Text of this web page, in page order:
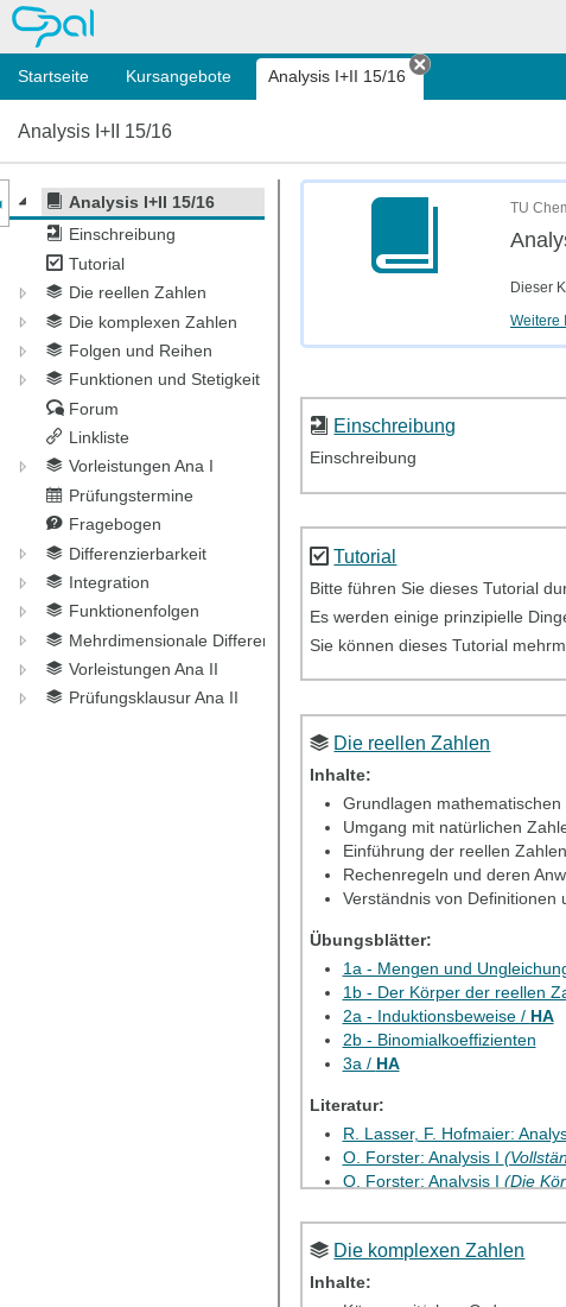
OPAL
Startseite Kursangebote Analysis I+II 15/16
Tab schließen
Analysis I+II 15/16
Analysis I+II 15/16
Einschreibung
Tutorial
Die reellen Zahlen
Die komplexen Zahlen
Folgen und Reihen
Funktionen und Stetigkeit
Forum
Linkliste
Vorleistungen Ana I
Prüfungstermine
Fragebogen
Differenzierbarkeit
Integration
Funktionenfolgen
Mehrdimensionale Differentiation
Vorleistungen Ana II
Prüfungsklausur Ana II
des Kursmenüs
TU
Dieser
Weitere
Einschreibung
Einschreibung
Tutorial
Bitte führen Sie dieses Tutorial
Es werden einige prinzipielle
Sie können dieses Tutorial
Die reellen Zahlen
Inhalte:
Grundlagen mathematischen
Umgang mit natürlichen
Einführung der reellen Zahlen
Rechenregeln und deren
Verständnis von Definitionen
Übungsblätter:
1a - Mengen und
1b - Der Körper der reellen
2a - Induktionsbeweise / HA
2b - Binomialkoeffizienten
3a / HA
Literatur:
R. Lasser, F. Hofmaier:
O. Forster: Analysis I
O. Forster: Analysis I (Die
K. Königsberger: Analysis 1
Elektron. Übung 1
Die komplexen Zahlen
Inhalte: